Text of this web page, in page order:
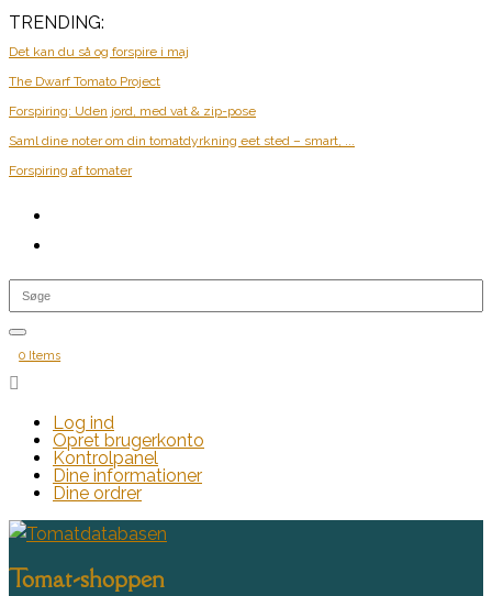
TRENDING:
Det kan du så og forspire i maj
The Dwarf Tomato Project
Forspiring: Uden jord, med vat & zip-pose
Saml dine noter om din tomatdyrkning eet sted – smart, ...
Forspiring af tomater
0 Items

Log ind
Opret brugerkonto
Kontrolpanel
Dine informationer
Dine ordrer
Tomat-shoppen